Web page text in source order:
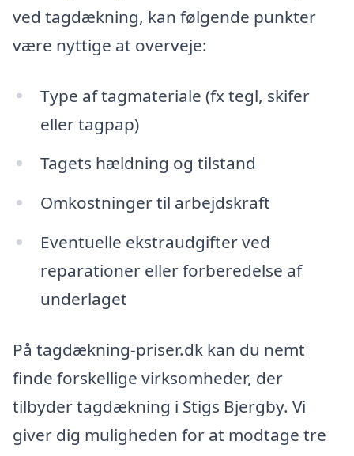
ved tagdækning, kan følgende punkter
være nyttige at overveje:
Type af tagmateriale (fx tegl, skifer
eller tagpap)
Tagets hældning og tilstand
Omkostninger til arbejdskraft
Eventuelle ekstraudgifter ved
reparationer eller forberedelse af
underlaget
På tagdækning-priser.dk kan du nemt
finde forskellige virksomheder, der
tilbyder tagdækning i Stigs Bjergby. Vi
giver dig muligheden for at modtage tre